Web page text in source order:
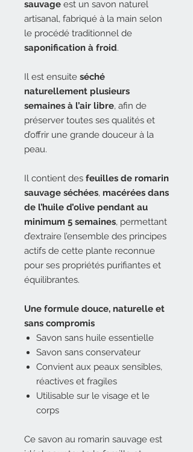
sauvage est un savon naturel
artisanal, fabriqué à la main selon
le procédé traditionnel de
saponification à froid.
Il est ensuite séché
naturellement plusieurs
semaines à l’air libre, afin de
préserver toutes ses qualités et
d’offrir une grande douceur à la
peau.
Il contient des feuilles de romarin
sauvage séchées, macérées dans
de l’huile d’olive pendant au
minimum 5 semaines, permettant
d’extraire l’ensemble des principes
actifs de cette plante reconnue
pour ses propriétés purifiantes et
équilibrantes.
Une formule douce, naturelle et
sans compromis
Savon sans huile essentielle
Savon sans conservateur
Convient aux peaux sensibles,
réactives et fragiles
Utilisable sur le visage et le
corps
Ce savon au romarin sauvage est